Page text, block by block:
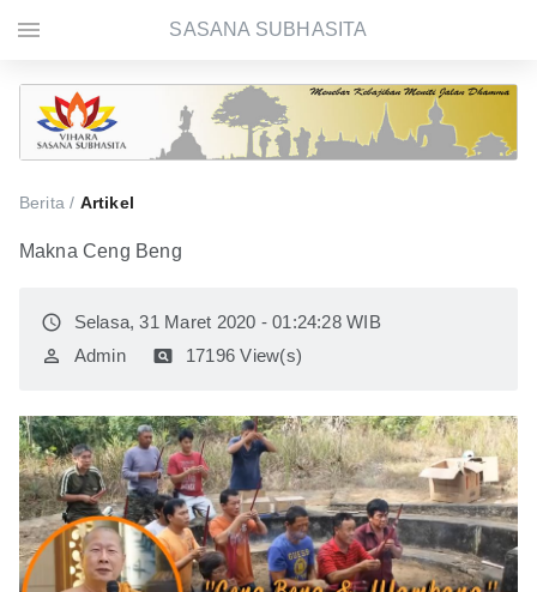
Berita / Artikel
Makna Ceng Beng
access_time Selasa, 31 Maret 2020 - 01:24:28 WIB
perm_identity Admin pageview 17196 View(s)
menu SASANA SUBHASITA